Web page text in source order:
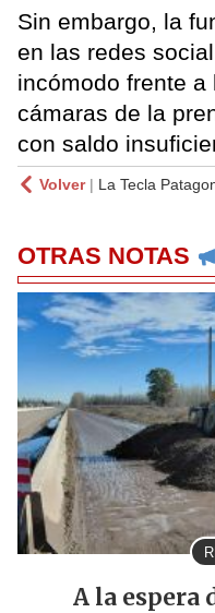
Sin embargo, la
en las redes
incómodo frente
cámaras de la
con saldo
Volver| La Tecla
OTRAS NOTAS
A la espera